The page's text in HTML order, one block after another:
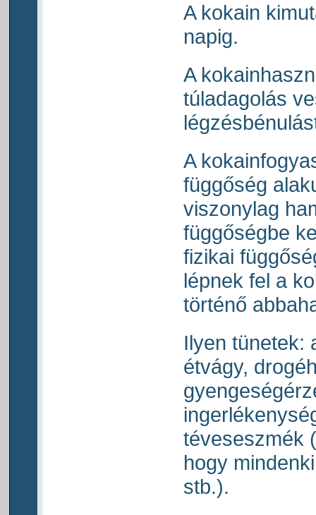
A kokain
napig.
A
túladagolás
A
függőség
viszonylag
függőségbe
fizikai
lépnek fel a
történő
Ilyen tünetek:
étvágy,
téveseszmék
hogy
stb.).